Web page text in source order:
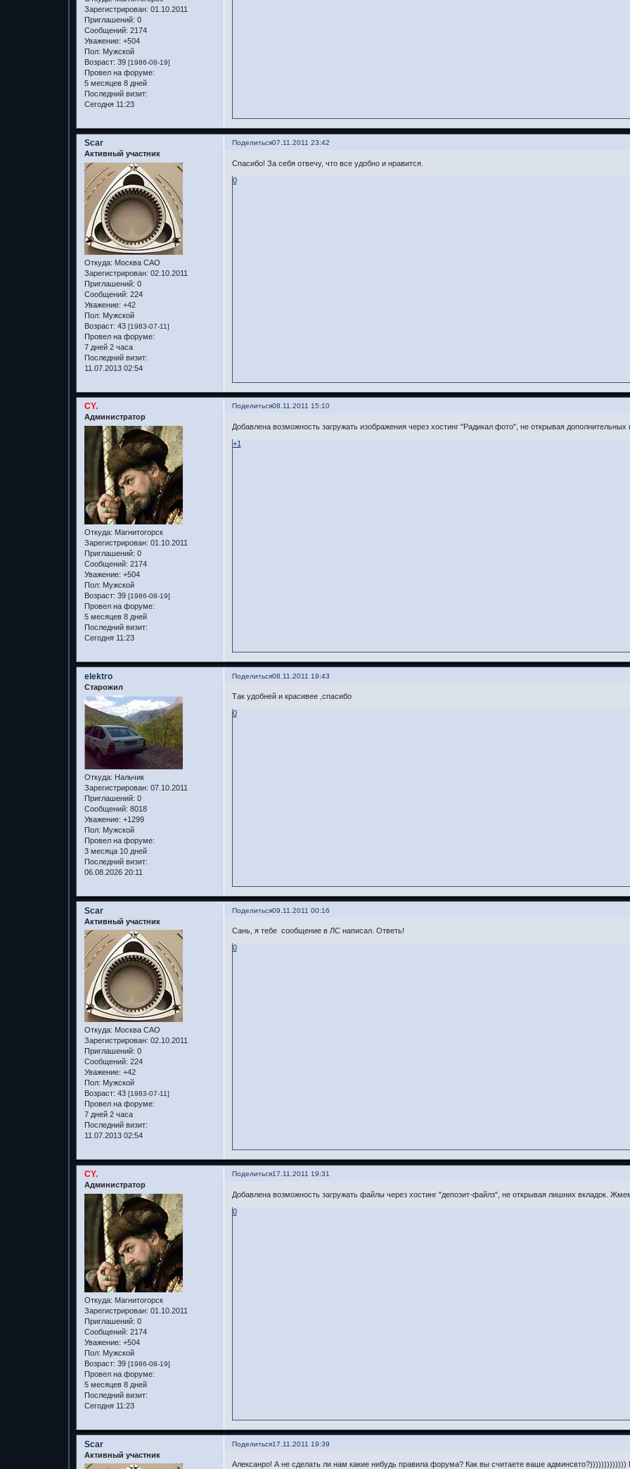
Зарегистрирован: 01.10.2011
Приглашений: 0
Сообщений: 2174
Уважение: +504
Пол: Мужской
Возраст: 39 [1986-08-19]
Провел на форуме:
5 месяцев 8 дней
Последний визит:
Сегодня 11:23
Поделиться07.11.2011 23:42
Scar
Активный участник
Откуда: Москва САО
Зарегистрирован: 02.10.2011
Приглашений: 0
Сообщений: 224
Уважение: +42
Пол: Мужской
Возраст: 43 [1983-07-11]
Провел на форуме:
7 дней 2 часа
Последний визит:
11.07.2013 02:54
Спасибо! За себя отвечу, что все удобно и нравится.
0
Поделиться08.11.2011 15:10
CY.
Администратор
Откуда: Магнитогорск
Зарегистрирован: 01.10.2011
Приглашений: 0
Сообщений: 2174
Уважение: +504
Пол: Мужской
Возраст: 39 [1986-08-19]
Провел на форуме:
5 месяцев 8 дней
Последний визит:
Сегодня 11:23
Добавлена возможность загружать изображения через хостинг "Радикал фото", не открывая
+1
Поделиться08.11.2011 19:43
elektro
Старожил
Откуда: Нальчик
Зарегистрирован: 07.10.2011
Приглашений: 0
Сообщений: 8018
Уважение: +1299
Пол: Мужской
Провел на форуме:
3 месяца 10 дней
Последний визит:
06.08.2026 20:11
Так удобней и красивее ,спасибо
0
Поделиться09.11.2011 00:16
Scar
Активный участник
Откуда: Москва САО
Зарегистрирован: 02.10.2011
Приглашений: 0
Сообщений: 224
Уважение: +42
Пол: Мужской
Возраст: 43 [1983-07-11]
Провел на форуме:
7 дней 2 часа
Последний визит:
11.07.2013 02:54
Сань, я тебе сообщение в ЛС написал. Ответь!
0
Поделиться17.11.2011 19:31
CY.
Администратор
Откуда: Магнитогорск
Зарегистрирован: 01.10.2011
Приглашений: 0
Сообщений: 2174
Уважение: +504
Пол: Мужской
Возраст: 39 [1986-08-19]
Провел на форуме:
5 месяцев 8 дней
Последний визит:
Сегодня 11:23
Добавлена возможность загружать файлы через хостинг "депозит-файлз", не открывая лишних вкладок.
0
Поделиться17.11.2011 19:39
Scar
Активный участник
Алексанро! А не сделать ли нам какие нибудь правила форума? Как вы считаете ваше